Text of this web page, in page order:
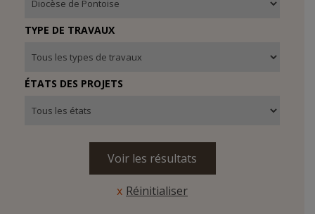
TYPE DE TRAVAUX
ÉTATS DES PROJETS
Réinitialiser